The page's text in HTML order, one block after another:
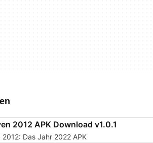
2012 APK Download v1.0.1
2012: Das Jahr 2022 APK